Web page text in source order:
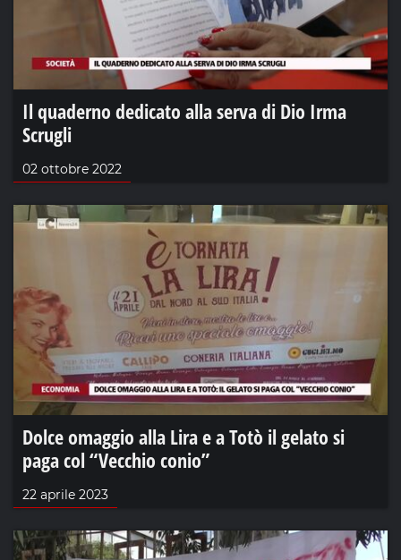
Il quaderno dedicato alla serva di Dio Irma
Scrugli
02 ottobre 2022
Dolce omaggio alla Lira e a Totò il gelato si
paga col “Vecchio conio”
22 aprile 2023